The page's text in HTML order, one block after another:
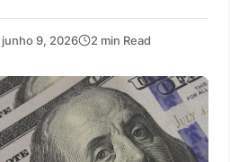
junho 9, 2026 2 min Read